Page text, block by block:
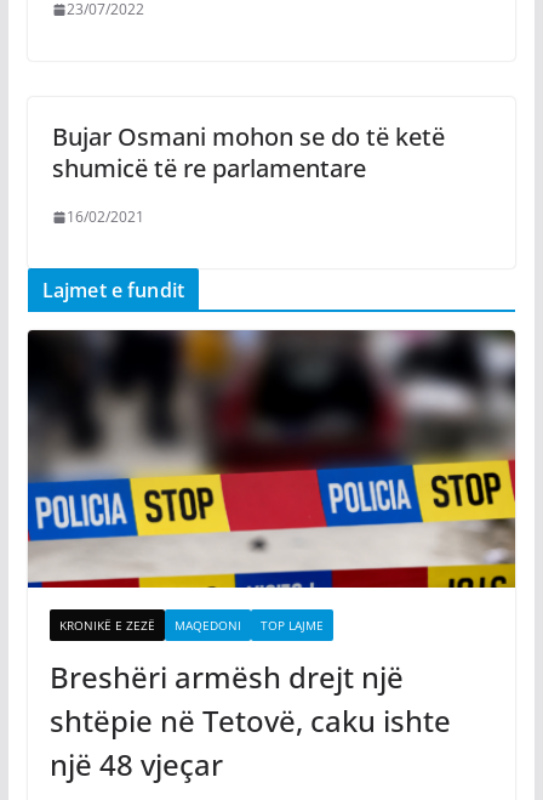
23/07/2022
Bujar Osmani mohon se do të ketë
shumicë të re parlamentare
16/02/2021
Lajmet e fundit
KRONIKË E ZEZË MAQEDONI TOP LAJME
Breshëri armësh drejt një
shtëpie në Tetovë, caku ishte
një 48 vjeçar